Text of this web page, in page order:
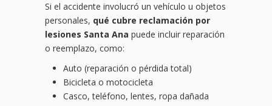
Si el accidente involucró un vehículo u objetos
personales, qué cubre reclamación por
lesiones Santa Ana puede incluir reparación
o reemplazo, como:
Auto (reparación o pérdida total)
Bicicleta o motocicleta
Casco, teléfono, lentes, ropa dañada